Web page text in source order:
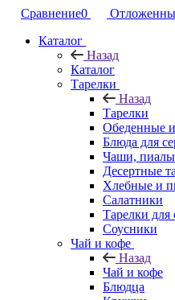
Сравнение0
Каталог
Назад
Каталог
Тарелки
Назад
Тарелки
Обеденные
Блюда для
Чаши,
Десертные
Хлебные и
Салатники
Тарелки для
Соусники
Чай и кофе
Назад
Чай и кофе
Блюдца